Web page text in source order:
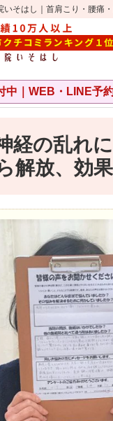
いそはし｜首肩こり・腰痛
中｜WEB・LINE予
経の乱れ
解放、効